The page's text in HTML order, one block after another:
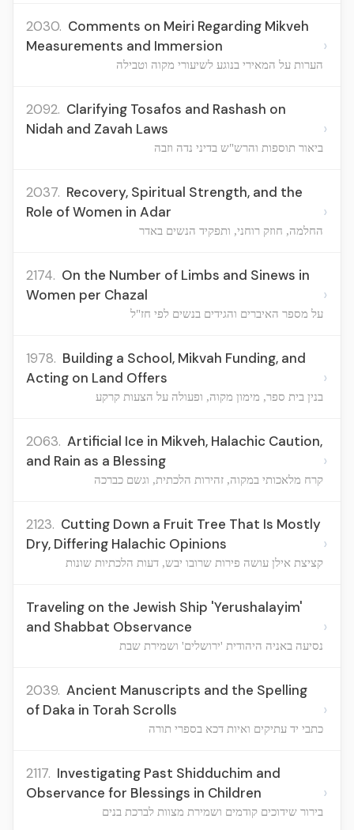
2030. Comments on Meiri Regarding Mikveh
Measurements and Immersion
הערות על המאירי בנוגע לשיעורי מקוה וטבילה
›
2092. Clarifying Tosafos and Rashash on
Nidah and Zavah Laws
ביאור תוספות והרש"ש בדיני נדה וזבה
›
2037. Recovery, Spiritual Strength, and the
Role of Women in Adar
החלמה, חוזק רוחני, ותפקיד הנשים באדר
›
2174. On the Number of Limbs and Sinews in
Women per Chazal
על מספר האיברים והגידים בנשים לפי חז"ל
›
1978. Building a School, Mikvah Funding, and
Acting on Land Offers
בנין בית ספר, מימון מקוה, ופעולה על הצעות קרקע
›
2063. Artificial Ice in Mikveh, Halachic Caution,
and Rain as a Blessing
קרח מלאכותי במקוה, זהירות הלכתית, וגשם כברכה
›
2123. Cutting Down a Fruit Tree That Is Mostly
Dry, Differing Halachic Opinions
קציצת אילן עושה פירות שרובו יבש, דעות הלכתיות שונות
›
Traveling on the Jewish Ship 'Yerushalayim'
and Shabbat Observance
נסיעה באניה היהודית 'ירושלים' ושמירת שבת
›
2039. Ancient Manuscripts and the Spelling
of Daka in Torah Scrolls
כתבי יד עתיקים ואיות דכא בספרי תורה
›
2117. Investigating Past Shidduchim and
Observance for Blessings in Children
בירור שידוכים קודמים ושמירת מצוות לברכת בנים
›